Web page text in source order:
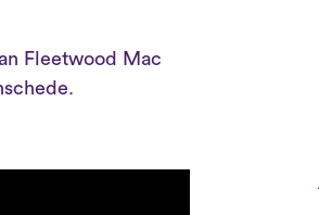
Fleetwood Mac